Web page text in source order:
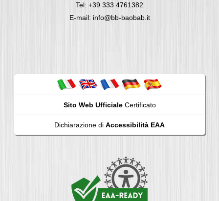
Tel: +39 333 4761382
E-mail: info@bb-baobab.it
Sito Web UfficialeCertificato
Dichiarazione di Accessibilità EAA